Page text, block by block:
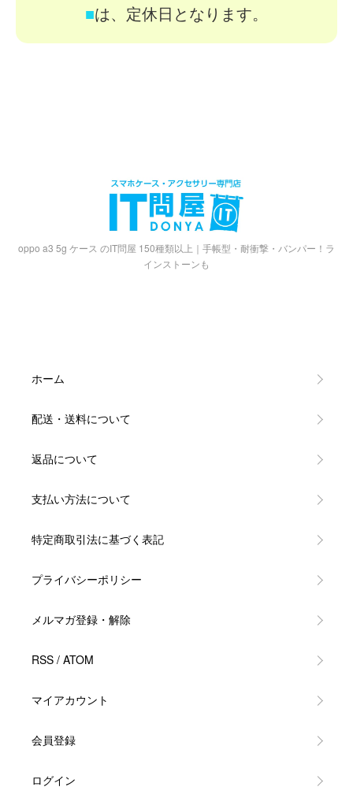
■は、定休日となります。
oppo a3 5g ケース のIT問屋 150種類以上｜手帳型・耐衝撃・バンパー！ラ
インストーンも
ホーム
配送・送料について
返品について
支払い方法について
特定商取引法に基づく表記
プライバシーポリシー
メルマガ登録・解除
RSS / ATOM
マイアカウント
会員登録
ログイン